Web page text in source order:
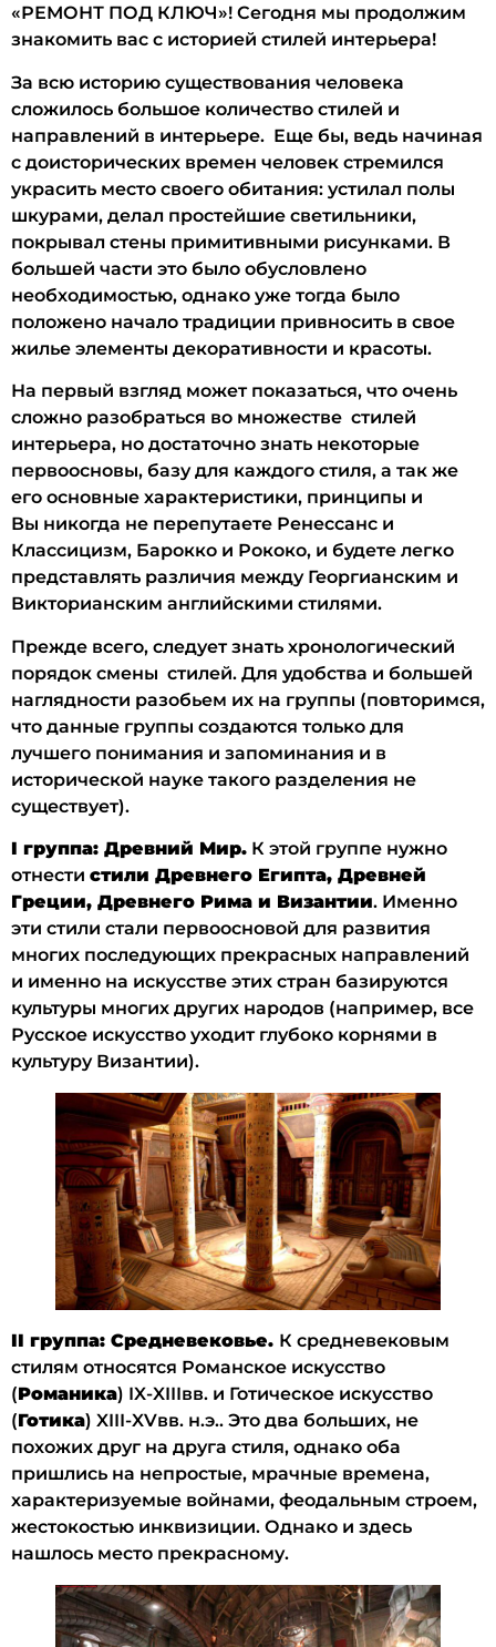
«РЕМОНТ ПОД КЛЮЧ»! Сегодня мы продолжим
знакомить вас с историей стилей интерьера!
За всю историю существования человека
сложилось большое количество стилей и
направлений в интерьере. Еще бы, ведь начиная
с доисторических времен человек стремился
украсить место своего обитания: устилал полы
шкурами, делал простейшие светильники,
покрывал стены примитивными рисунками. В
большей части это было обусловлено
необходимостью, однако уже тогда было
положено начало традиции привносить в свое
жилье элементы декоративности и красоты.
На первый взгляд может показаться, что очень
сложно разобраться во множестве стилей
интерьера, но достаточно знать некоторые
первоосновы, базу для каждого стиля, а так же
его основные характеристики, принципы и
Вы никогда не перепутаете Ренессанс и
Классицизм, Барокко и Рококо, и будете легко
представлять различия между Георгианским и
Викторианским английскими стилями.
Прежде всего, следует знать хронологический
порядок смены стилей. Для удобства и большей
наглядности разобьем их на группы (повторимся,
что данные группы создаются только для
лучшего понимания и запоминания и в
исторической науке такого разделения не
существует).
I группа: Древний Мир. К этой группе нужно
отнести стили Древнего Египта, Древней
Греции, Древнего Рима и Византии. Именно
эти стили стали первоосновой для развития
многих последующих прекрасных направлений
и именно на искусстве этих стран базируются
культуры многих других народов (например, все
Русское искусство уходит глубоко корнями в
культуру Византии).
II группа: Средневековье. К средневековым
стилям относятся Романское искусство
(Романика) IX-XIIIвв. и Готическое искусство
(Готика) XIII-XVвв. н.э.. Это два больших, не
похожих друг на друга стиля, однако оба
пришлись на непростые, мрачные времена,
характеризуемые войнами, феодальным строем,
жестокостью инквизиции. Однако и здесь
нашлось место прекрасному.